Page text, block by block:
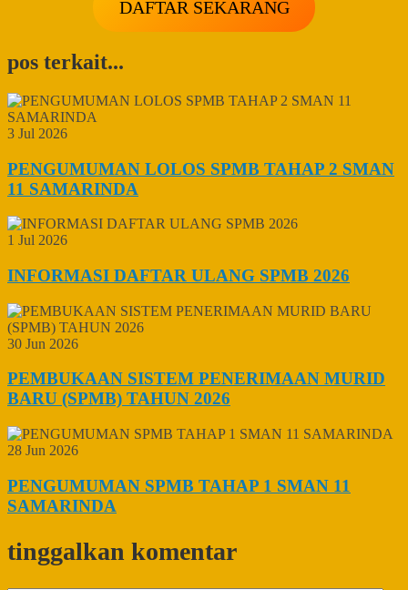
DAFTAR SEKARANG
pos terkait...
3 Jul 2026
PENGUMUMAN LOLOS SPMB TAHAP 2 SMAN
11 SAMARINDA
1 Jul 2026
INFORMASI DAFTAR ULANG SPMB 2026
30 Jun 2026
PEMBUKAAN SISTEM PENERIMAAN MURID
BARU (SPMB) TAHUN 2026
28 Jun 2026
PENGUMUMAN SPMB TAHAP 1 SMAN 11
SAMARINDA
tinggalkan komentar